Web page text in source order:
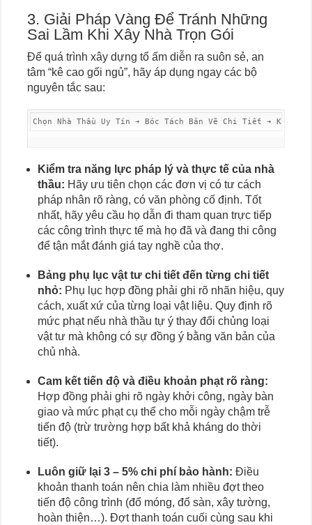
3. Giải Pháp Vàng Để Tránh Những
Sai Lầm Khi Xây Nhà Trọn Gói
Để quá trình xây dựng tổ ấm diễn ra suôn sẻ, an
tâm “kê cao gối ngủ”, hãy áp dụng ngay các bộ
nguyên tắc sau:
Kiểm tra năng lực pháp lý và thực tế của nhà
thầu: Hãy ưu tiên chọn các đơn vị có tư cách
pháp nhân rõ ràng, có văn phòng cố định. Tốt
nhất, hãy yêu cầu họ dẫn đi tham quan trực tiếp
các công trình thực tế mà họ đã và đang thi công
để tận mắt đánh giá tay nghề của thợ.
Bảng phụ lục vật tư chi tiết đến từng chi tiết
nhỏ: Phụ lục hợp đồng phải ghi rõ nhãn hiệu, quy
cách, xuất xứ của từng loại vật liệu. Quy định rõ
mức phạt nếu nhà thầu tự ý thay đổi chủng loại
vật tư mà không có sự đồng ý bằng văn bản của
chủ nhà.
Cam kết tiến độ và điều khoản phạt rõ ràng:
Hợp đồng phải ghi rõ ngày khởi công, ngày bàn
giao và mức phạt cụ thể cho mỗi ngày chậm trễ
tiến độ (trừ trường hợp bất khả kháng do thời
tiết).
Luôn giữ lại 3 – 5% chi phí bảo hành: Điều
khoản thanh toán nên chia làm nhiều đợt theo
tiến độ công trình (đổ móng, đổ sàn, xây tường,
hoàn thiện…). Đợt thanh toán cuối cùng sau khi